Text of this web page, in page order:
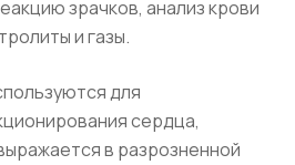
зрачков, анализ крови
и газы.
для
сердца,
в разрозненной